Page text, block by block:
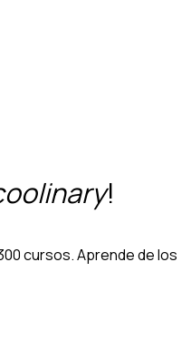
!
cursos. Aprende de los